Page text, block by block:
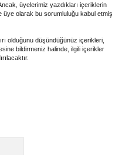
üyelerimiz yazdıkları içeriklerin
üye olarak bu sorumluluğu kabul etmiş
olduğunu düşündüğünüz içerikleri,
bildirmeniz halinde, ilgili içerikler